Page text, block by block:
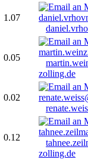
1.07
0.05
zolling.de
0.02
0.12
zolling.de